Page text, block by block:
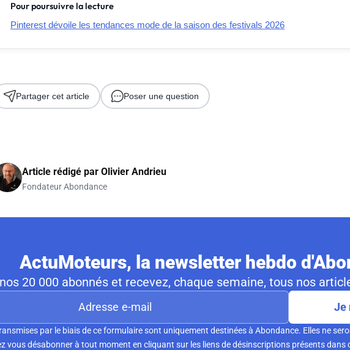
Pour poursuivre la lecture
Pinterest dévoile les tendances mode de la saison des festivals 2026
Partager cet article Poser une question
Article rédigé par Olivier Andrieu
Fondateur Abondance
ActuMoteurs, la newsletter hebdo
20 000 abonnés et recevez, chaque semaine, tous nos
Je
par le biais de ce formulaire sont uniquement destinées à Abondance. Elles ne
vous désabonner à tout moment en cliquant sur les liens de désinscriptions présents dans